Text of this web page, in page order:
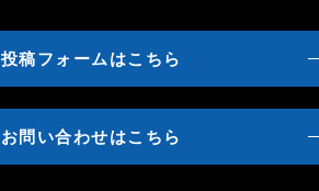
投稿フォームはこちら
お問い合わせはこちら